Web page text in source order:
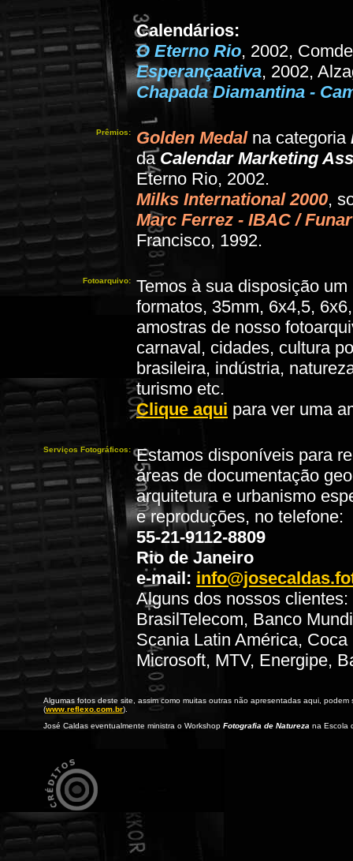
Calendários:
O Eterno Rio, 2002,
Esperançaativa, 2002,
Chapada Diamantina -
Prêmios: Golden Medalna categoria
daCalendar Marketing
Eterno Rio, 2002.
Milks International 2000,
Marc Ferrez - IBAC /
Francisco, 1992.
Fotoarquivo:
Temos à sua disposição
formatos, 35mm, 6x4,5,
amostras de nosso
carnaval, cidades, cultura
brasileira, indústria,
turismo etc.
Clique aqui para ver uma
Serviços Fotográficos:
Estamos disponíveis para
áreas de documentação
arquitetura e urbanismo
e reproduções, no telefone:
55-21-9112-8809
Rio de Janeiro
e-mail:
Alguns dos nossos
BrasilTelecom, Banco
Scania Latin América,
Microsoft, MTV, Energipe,
Algumas fotos deste site, assim como muitas outras não apresentadas aqui,
(www.reflexo.com.br).
José Caldas eventualmente ministra o Workshop Fotografia de Natureza na Escola